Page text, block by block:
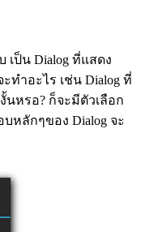
เป็น Dialog ที่แสดง
ทำอะไร เช่น Dialog ที่
นหรอ? ก็จะมีตัวเลือก
หลักๆของ Dialog จะ